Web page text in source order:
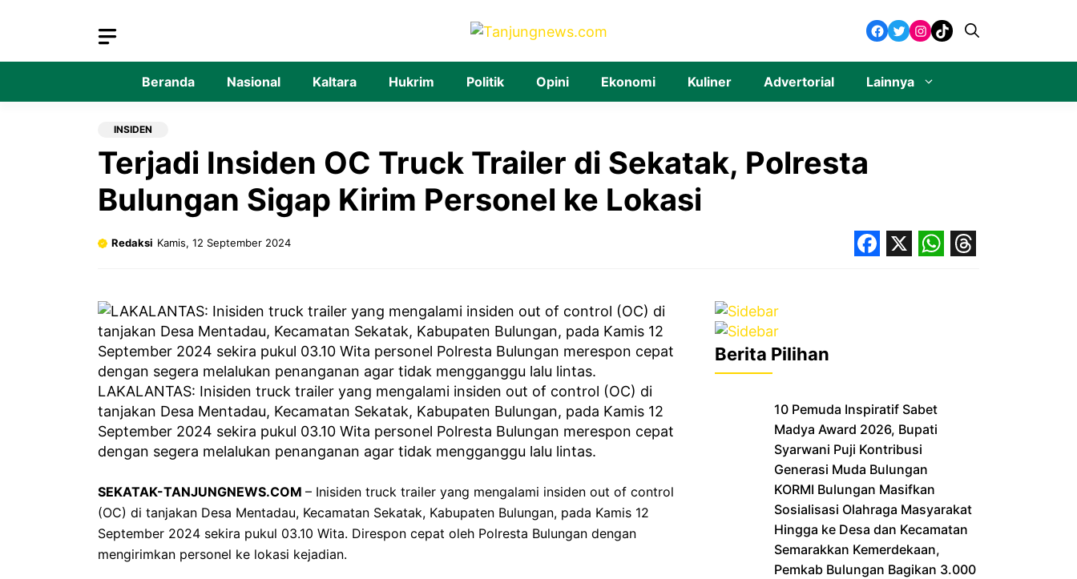
Facebook
Twitter
Instagram
TikTok
Beranda Nasional Kaltara Hukrim Politik Opini Ekonomi Kuliner Advertorial Lainnya
INSIDEN
Terjadi Insiden OC Truck Trailer di Sekatak, Polresta
Bulungan Sigap Kirim Personel ke Lokasi
Redaksi Kamis, 12 September 2024
LAKALANTAS: Inisiden truck trailer yang mengalami insiden out of control (OC) di
tanjakan Desa Mentadau, Kecamatan Sekatak, Kabupaten Bulungan, pada Kamis 12
September 2024 sekira pukul 03.10 Wita personel Polresta Bulungan merespon cepat
dengan segera melalukan penanganan agar tidak mengganggu lalu lintas.
SEKATAK-TANJUNGNEWS.COM – Inisiden truck trailer yang mengalami insiden out of control
(OC) di tanjakan Desa Mentadau, Kecamatan Sekatak, Kabupaten Bulungan, pada Kamis 12
September 2024 sekira pukul 03.10 Wita. Direspon cepat oleh Polresta Bulungan dengan
mengirimkan personel ke lokasi kejadian.
Berita Pilihan
10 Pemuda Inspiratif Sabet
Madya Award 2026, Bupati
Syarwani Puji Kontribusi
Generasi Muda Bulungan
‎KORMI Bulungan Masifkan
Sosialisasi Olahraga Masyarakat
Hingga ke Desa dan Kecamatan
Semarakkan Kemerdekaan,
Pemkab Bulungan Bagikan 3.000